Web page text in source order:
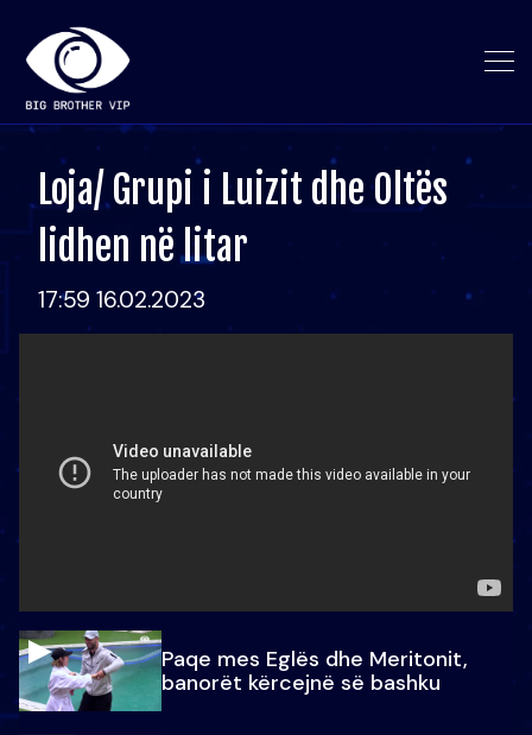
Loja/ Grupi i Luizit dhe Oltës
lidhen në litar
17:59 16.02.2023
Paqe mes Eglës dhe Meritonit,
banorët kërcejnë së bashku